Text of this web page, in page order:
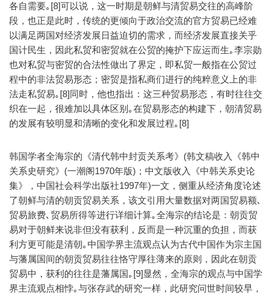
各自需要｡[8]可以说，这一时期是朝鲜与清贸易交往的高峰阶
段，也正是此时，传统的更倾向于政治交流的官方贸易已经难
以满足两国对经济发展日益迫切的需求，而经济发展直接关乎
国计民生，因此私贸和密贸就在公贸的掩护下应运而生｡李宗勋
也对私贸与密贸的合法性做出了界定，即私贸一般指在公贸过
程中的非法贸易形态；密贸是指私商们进行的纯粹意义上的非
法走私贸易｡[8]同时，他也指出：这三种贸易形态，有时往往交
织在一起，很难加以具体区别｡在贸易形态的构建下，朝清贸易
的发展有较明显和清晰的变化和发展过程｡[8]
韩国学者全海宗的《清代韩中封贡关系考》(韩文稿收入《韩中
关系史研究》(一潮阁1970年版)；中文版收入《中韩关系史论
集》，中国社会科学出版社1997年)一文，侧重从经济角度论述
了朝鲜与清的朝贡贸易关系，该文引用大量数据对两国贸易额､
贸易旅费､贸易所得等进行详细计算｡全海宗的结论是：朝贡贸
易对于朝鲜来说非但没有获利，反而是一种沉重的负担，而获
利方更可能是清朝｡中国学界主流观点认为古代中国作为宗主国
与藩属国间的朝贡贸易往往恪守厚往薄来的原则，因此在朝贡
贸易中，获利的往往是藩属国｡[9]显然，全海宗的观点与中国学
界主流观点相悖｡与张存武的研究一样，此研究问世时间较早，